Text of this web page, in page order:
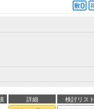
詳細
検討リスト